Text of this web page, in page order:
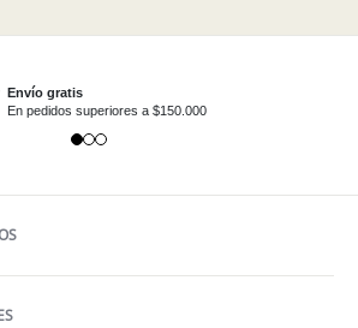
Envío gratis
En pedidos superiores a $150.000